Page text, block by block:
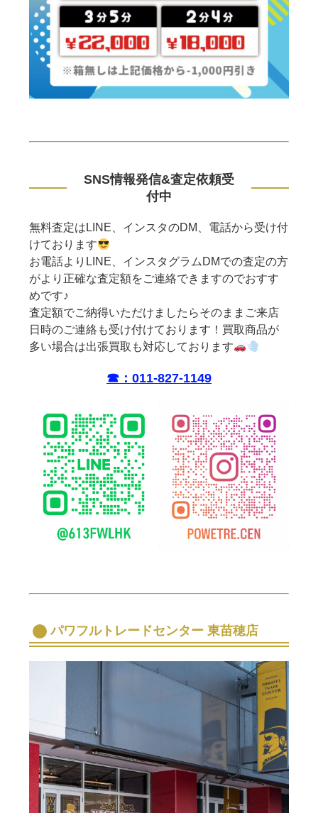
SNS情報発信&査定依頼受
付中
無料査定はLINE、インスタのDM、電話から受け付
けております
お電話よりLINE、インスタグラムDMでの査定の方
がより正確な査定額をご連絡できますのでおすす
めです♪
査定額でご納得いただけましたらそのままご来店
日時のご連絡も受け付けております！買取商品が
多い場合は出張買取も対応しております
☎︎：011-827-1149
パワフルトレードセンター 東苗穂店